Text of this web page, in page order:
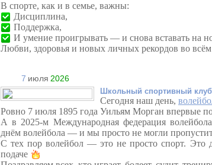
В спорте, как и в семье, важны:
Дисциплина,
Поддержка,
И умение проигрывать — и снова вставать на
Любви, здоровья и новых личных рекордов во
7 июля 2026
Школьный спортивный
Сегодня наш день,
Ровно 7 июля 1895 года Уильям Морган впервые
А в 2025-м Международная федерация
днём волейбола — и мы просто не могли
С тех пор волейбол — это не просто спорт.
подаче